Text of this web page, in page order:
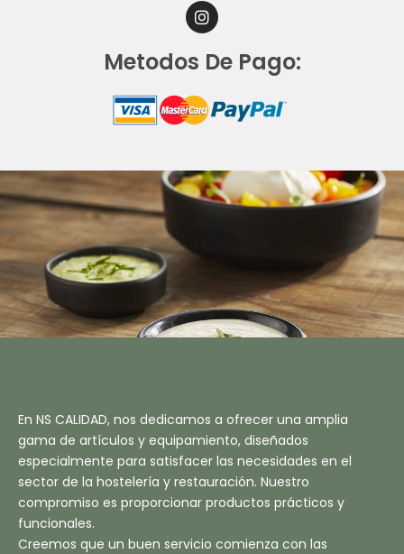
I
N
S
G
R
Metodos De Pago:
En NS CALIDAD, nos dedicamos a ofrecer una amplia
gama de artículos y equipamiento, diseñados
especialmente para satisfacer las necesidades en el
sector de la hostelería y restauración. Nuestro
compromiso es proporcionar productos prácticos y
funcionales.
Creemos que un buen servicio comienza con las